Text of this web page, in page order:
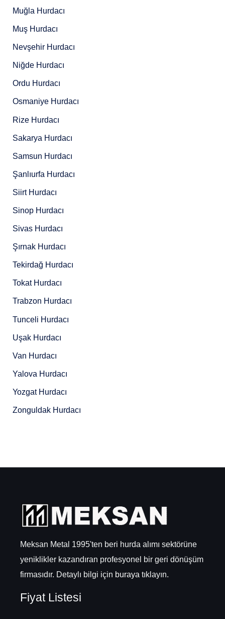
Muğla Hurdacı
Muş Hurdacı
Nevşehir Hurdacı
Niğde Hurdacı
Ordu Hurdacı
Osmaniye Hurdacı
Rize Hurdacı
Sakarya Hurdacı
Samsun Hurdacı
Şanlıurfa Hurdacı
Siirt Hurdacı
Sinop Hurdacı
Sivas Hurdacı
Şırnak Hurdacı
Tekirdağ Hurdacı
Tokat Hurdacı
Trabzon Hurdacı
Tunceli Hurdacı
Uşak Hurdacı
Van Hurdacı
Yalova Hurdacı
Yozgat Hurdacı
Zonguldak Hurdacı
Meksan Metal 1995'ten beri hurda alımı sektörüne
yeniklikler kazandıran profesyonel bir geri dönüşüm
firmasıdır. Detaylı bilgi için buraya tıklayın.
Fiyat Listesi